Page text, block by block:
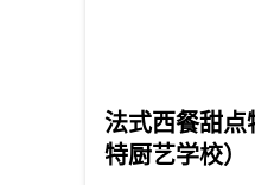
法式西餐甜点
特厨艺学校）